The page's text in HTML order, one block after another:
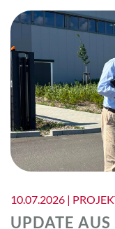
10.07.2026 |
UPDATE